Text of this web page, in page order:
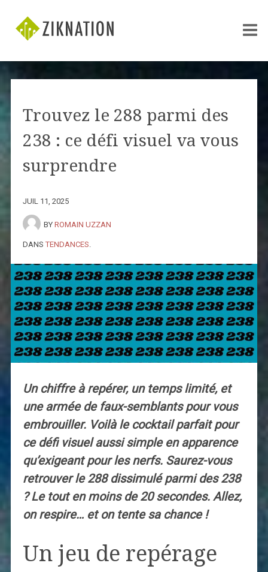
Trouvez le 288 parmi des
238 : ce défi visuel va vous
surprendre
JUIL 11, 2025
BY ROMAIN UZZAN
DANS TENDANCES
Un chiffre à repérer, un temps limité, et
une armée de faux-semblants pour vous
embrouiller. Voilà le cocktail parfait pour
ce défi visuel aussi simple en apparence
qu’exigeant pour les nerfs. Saurez-vous
retrouver le 288 dissimulé parmi des 238
? Le tout en moins de 20 secondes. Allez,
on respire… et on tente sa chance !
Un jeu de repérage